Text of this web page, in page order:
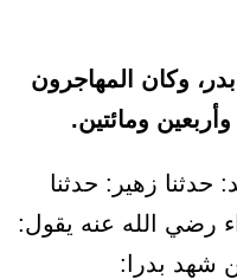
وكان المهاجرون
ومائتين.
حدثنا زهير: حدثنا
رضي الله عنه يقول:
بدرا: